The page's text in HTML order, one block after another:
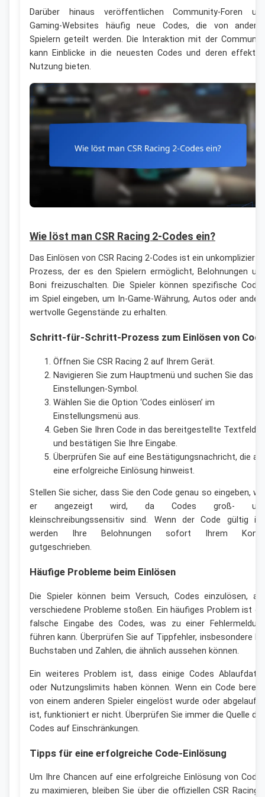
Darüber hinaus veröffentlichen Community-Foren
Gaming-Websites häufig neue Codes, die von
Spielern geteilt werden. Die Interaktion mit der
kann Einblicke in die neuesten Codes und deren
Nutzung bieten.
Wie löst man CSR Racing 2-Codes ein?
Das Einlösen von CSR Racing 2-Codes ist ein
Prozess, der es den Spielern ermöglicht, Belohnungen
Boni freizuschalten. Die Spieler können spezifische
im Spiel eingeben, um In-Game-Währung, Autos oder
wertvolle Gegenstände zu erhalten.
Schritt-für-Schritt-Prozess zum Einlösen von
Öffnen Sie CSR Racing 2 auf Ihrem Gerät.
Navigieren Sie zum Hauptmenü und suchen Sie das
Einstellungen-Symbol.
Wählen Sie die Option ‘Codes einlösen’ im
Einstellungsmenü aus.
Geben Sie Ihren Code in das bereitgestellte Textfeld
und bestätigen Sie Ihre Eingabe.
Überprüfen Sie auf eine Bestätigungsnachricht, die
eine erfolgreiche Einlösung hinweist.
Stellen Sie sicher, dass Sie den Code genau so eingeben,
er angezeigt wird, da Codes groß-
kleinschreibungssensitiv sind. Wenn der Code gültig
werden Ihre Belohnungen sofort Ihrem
gutgeschrieben.
Häufige Probleme beim Einlösen
Die Spieler können beim Versuch, Codes einzulösen,
verschiedene Probleme stoßen. Ein häufiges Problem ist
falsche Eingabe des Codes, was zu einer
führen kann. Überprüfen Sie auf Tippfehler, insbesondere
Buchstaben und Zahlen, die ähnlich aussehen können.
Ein weiteres Problem ist, dass einige Codes
oder Nutzungslimits haben können. Wenn ein Code
von einem anderen Spieler eingelöst wurde oder
ist, funktioniert er nicht. Überprüfen Sie immer die Quelle
Codes auf Einschränkungen.
Tipps für eine erfolgreiche Code-Einlösung
Um Ihre Chancen auf eine erfolgreiche Einlösung von
zu maximieren, bleiben Sie über die offiziellen CSR Racing